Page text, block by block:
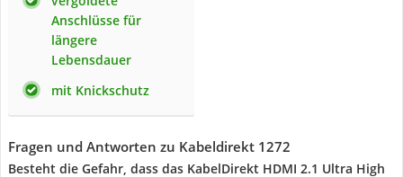
Anschlüsse für
längere
Lebensdauer
mit Knickschutz
Fragen und Antworten zu Kabeldirekt 1272
Besteht die Gefahr, dass das KabelDirekt HDMI 2.1 Ultra High